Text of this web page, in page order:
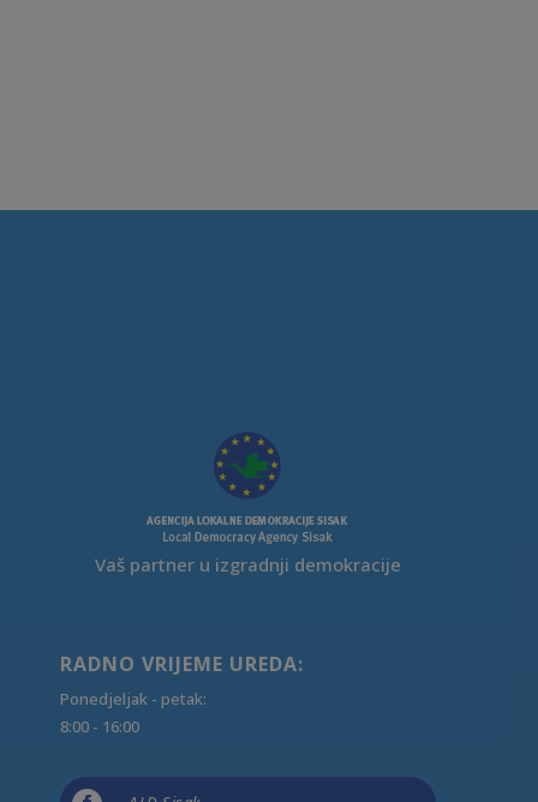
Vaš partner u izgradnji demokracije
RADNO VRIJEME UREDA:
Ponedjeljak - petak:
8:00 - 16:00